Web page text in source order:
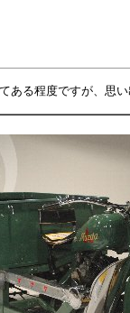
ある程度ですが、思